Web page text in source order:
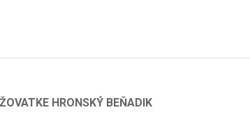
HRONSKÝ BEŇADIK